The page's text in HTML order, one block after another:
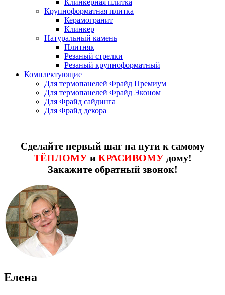
Клинкерная плитка
Крупноформатная плитка
Керамогранит
Клинкер
Натуральный камень
Плитняк
Резаный стрелки
Резаный крупноформатный
Комплектующие
Для термопанелей Фрайд Премиум
Для термопанелей Фрайд Эконом
Для Фрайд сайдинга
Для Фрайд декора
Сделайте первый шаг на пути к самому
ТЁПЛОМУи КРАСИВОМУдому!
Закажите обратный звонок!
Елена